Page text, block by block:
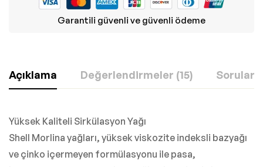
Garantili güvenli ve güvenli ödeme
Açıklama Değerlendirmeler (15) Sorular
Yüksek Kaliteli Sirkülasyon Yağı
Shell Morlina yağları, yüksek viskozite indeksli bazyağı
ve çinko içermeyen formülasyonu ile pasa,